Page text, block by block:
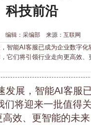
科技前沿
编辑：采编部 来源：互联网
能AI客服已成为企业数字化
它们将引领行业走向更高效
发展，智能AI客服
们将迎来一批值得
效、更智能的未